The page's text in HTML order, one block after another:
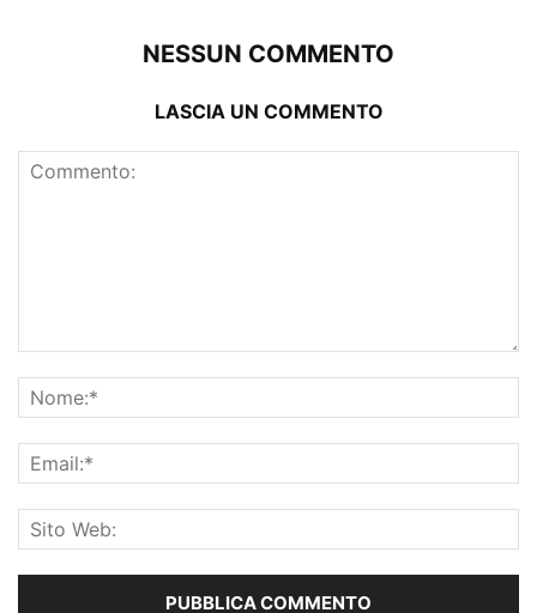
NESSUN COMMENTO
LASCIA UN COMMENTO